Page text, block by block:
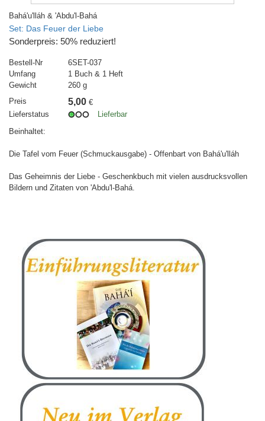
Bahá'u'lláh & 'Abdu'l-Bahá
Set: Das Feuer der Liebe
Sonderpreis: 50% reduziert!
Bestell-Nr
6SET-037
Umfang
1 Buch & 1 Heft
Gewicht
260 g
Preis
5,00 €
Lieferstatus
Lieferbar
Beinhaltet:
Die Tafel vom Feuer (Schmuckausgabe) - Offenbart von Bahá'u'lláh
Das Geheimnis der Liebe - Geschenkbuch mit vielen ausdrucksvollen
Bildern und Zitaten von 'Abdu'l-Bahá.